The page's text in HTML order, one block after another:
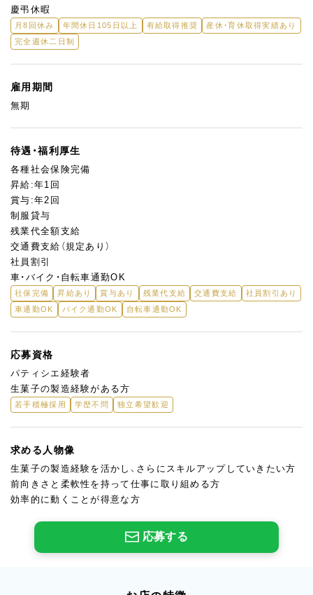
慶弔休暇
月8回休み 年間休日105日以上 有給取得推奨
産休・育休取得実績あり
完全週休二日制
雇用期間
無期
待遇・福利厚生
各種社会保険完備
昇給:年1回
賞与:年2回
制服貸与
残業代全額支給
交通費支給（規定あり）
社員割引
車・バイク・自転車通勤OK
社保完備 昇給あり 賞与あり 残業代支給 交通費支給
社員割引あり
車通勤OK
バイク通勤OK 自転車通勤OK
応募資格
パティシエ経験者
生菓子の製造経験がある方
若手積極採用 学歴不問 独立希望歓迎
求める人物像
生菓子の製造経験を活かし、さらにスキルアップしていきたい方
前向きさと柔軟性を持って仕事に取り組める方
効率的に動くことが得意な方
応募する